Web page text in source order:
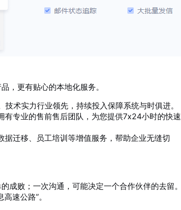
，更有贴心的本地化服务。
术实力行业领先，持续投入保障系统与时俱进。
有专业的售前售后团队，为您提供7x24小时的快速
迁移、员工培训等增值服务，帮助企业无缝切
成败；一次沟通，可能决定一个合作伙伴的去留。
速公路”。